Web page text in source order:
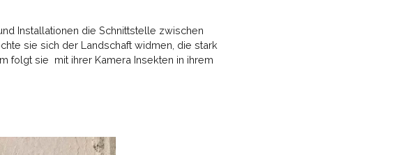
Installationen die Schnittstelle zwischen
sie sich der Landschaft widmen, die stark
folgt sie mit ihrer Kamera Insekten in ihrem